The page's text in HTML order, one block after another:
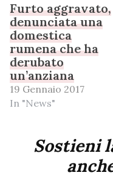
Furto aggravato,
denunciata una
domestica
rumena che ha
derubato
un’anziana
19 Gennaio 2017
In "News"
Sostieni